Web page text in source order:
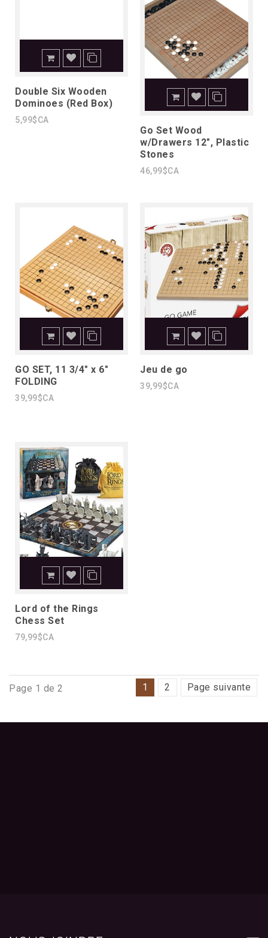
Double Six Wooden
Dominoes (Red Box)
5,99$CA
Go Set Wood
w/Drawers 12", Plastic
Stones
46,99$CA
GO SET, 11 3/4" x 6"
FOLDING
39,99$CA
Jeu de go
39,99$CA
Lord of the Rings
Chess Set
79,99$CA
Page 1 de 2 1 2 Page suivante